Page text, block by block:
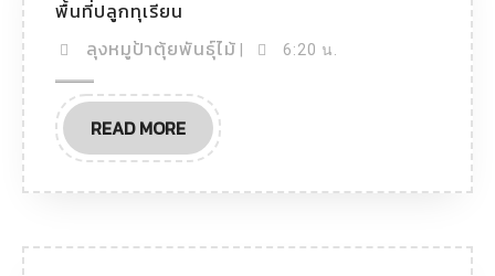
พื้นที่ปลูกทุเรียน
ลุงหมูป้าตุ้ยพันธุ์ไม้
6:20 น.
READ MORE